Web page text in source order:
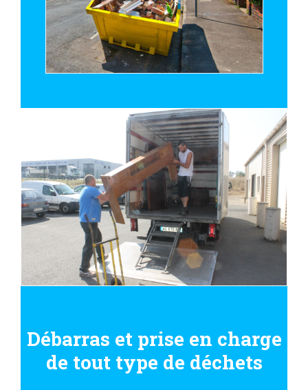
Débarras et prise en charge
de tout type de déchets